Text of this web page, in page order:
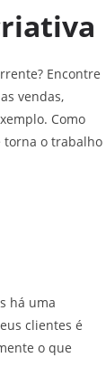
Encontre
vendas,
Como
torna o trabalho
há uma
clientes é
o que